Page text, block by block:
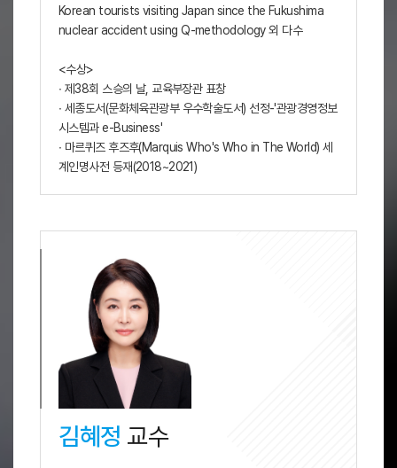
Korean tourists visiting Japan since the Fukushima
nuclear accident using Q-methodology 외 다수
<수상>
∙ 제38회 스승의 날, 교육부장관 표창
∙ 세종도서(문화체육관광부 우수학술도서) 선정-'관광경영정보
시스템과 e-Business'
∙ 마르퀴즈 후즈후(Marquis Who's Who in The World) 세
계인명사전 등재(2018~2021)
김혜정 교수